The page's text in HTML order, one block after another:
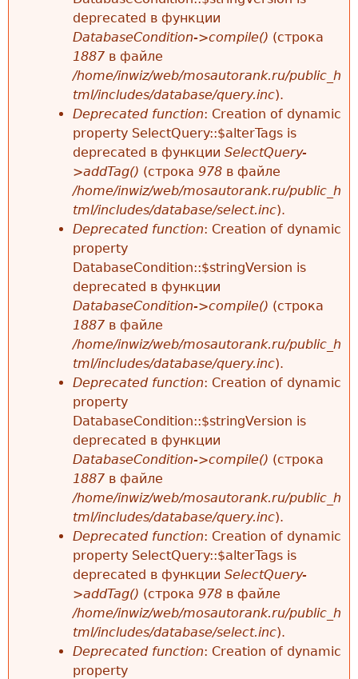
deprecated в функции
DatabaseCondition->compile() (строка
1887 в файле
/home/inwiz/web/mosautorank.ru/public_h
tml/includes/database/query.inc).
Deprecated function: Creation of dynamic
property SelectQuery::$alterTags is
deprecated в функции SelectQuery-
>addTag() (строка 978 в файле
/home/inwiz/web/mosautorank.ru/public_h
tml/includes/database/select.inc).
Deprecated function: Creation of dynamic
property
DatabaseCondition::$stringVersion is
deprecated в функции
DatabaseCondition->compile() (строка
1887 в файле
/home/inwiz/web/mosautorank.ru/public_h
tml/includes/database/query.inc).
Deprecated function: Creation of dynamic
property
DatabaseCondition::$stringVersion is
deprecated в функции
DatabaseCondition->compile() (строка
1887 в файле
/home/inwiz/web/mosautorank.ru/public_h
tml/includes/database/query.inc).
Deprecated function: Creation of dynamic
property SelectQuery::$alterTags is
deprecated в функции SelectQuery-
>addTag() (строка 978 в файле
/home/inwiz/web/mosautorank.ru/public_h
tml/includes/database/select.inc).
Deprecated function: Creation of dynamic
property